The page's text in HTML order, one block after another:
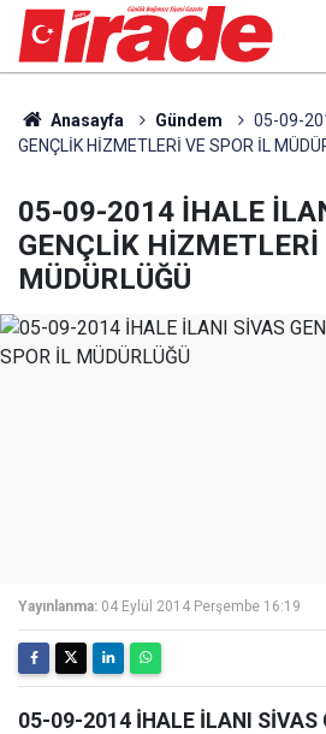
Anasayfa Gündem
05-09-
GENÇLİK HİZMETLERİ VE SPOR İL
05-09-2014 İHALE
GENÇLİK HİZMETLERİ
MÜDÜRLÜĞÜ
Yayınlanma: 04 Eylül 2014 Perşembe 16:19
05-09-2014 İHALE İLANI SİVAS